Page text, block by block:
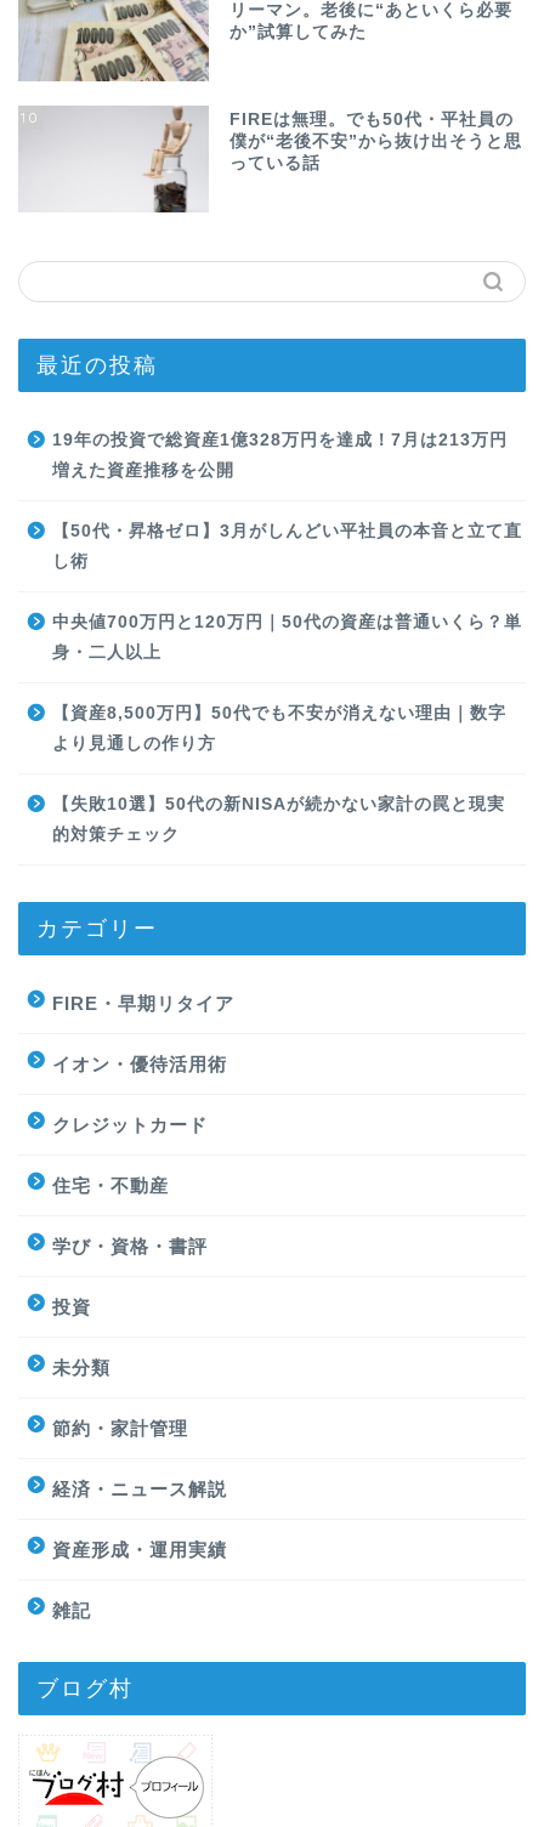
リーマン。老後に“あといくら必要
か”試算してみた
10
FIREは無理。でも50代・平社員の
僕が“老後不安”から抜け出そうと思
っている話
最近の投稿
19年の投資で総資産1億328万円を達成！7月は213万円
増えた資産推移を公開
【50代・昇格ゼロ】3月がしんどい平社員の本音と立て直
し術
中央値700万円と120万円｜50代の資産は普通いくら？単
身・二人以上
【資産8,500万円】50代でも不安が消えない理由｜数字
より見通しの作り方
【失敗10選】50代の新NISAが続かない家計の罠と現実
的対策チェック
カテゴリー
FIRE・早期リタイア
イオン・優待活用術
クレジットカード
住宅・不動産
学び・資格・書評
投資
未分類
節約・家計管理
経済・ニュース解説
資産形成・運用実績
雑記
ブログ村